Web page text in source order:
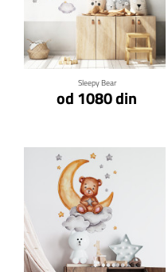
Sleepy Bear
od 1080 din
Klikni za detalje
Klikni za detalje